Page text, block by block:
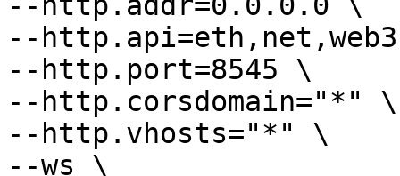
--
--http.port=8545 \
--http.corsdomain="*" \
--http.vhosts="*" \
--ws \